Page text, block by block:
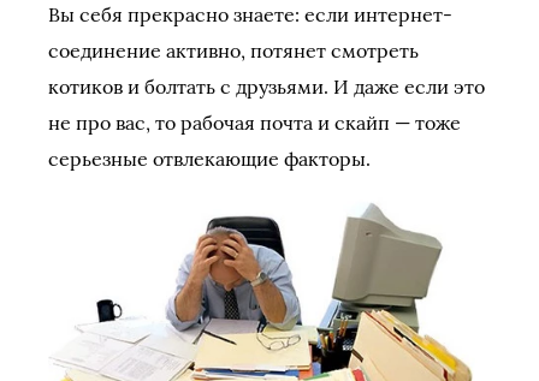
Вы себя прекрасно знаете: если интернет-
соединение активно, потянет смотреть
котиков и болтать с друзьями. И даже если это
не про вас, то рабочая почта и скайп — тоже
серьезные отвлекающие факторы.